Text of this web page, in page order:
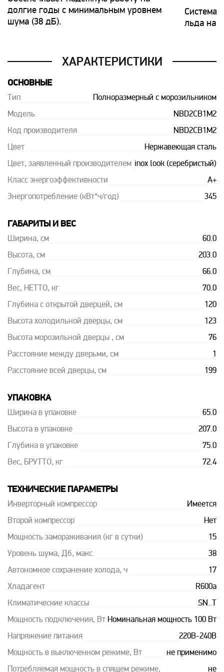
долгие годы с минимальным уровнем
шума (38 дБ).
Система
льда на
ХАРАКТЕРИСТИКИ
ОСНОВНЫЕ
Тип Полноразмерный с морозильником
Модель NBD2CB1M2
Код производителя NBD2CB1M2
Цвет Нержавеющая сталь
Цвет, заявленный производителем inox look (серебристый)
Класс энергоэффективности A+
Энергопотребление (кВт*ч/год) 345
ГАБАРИТЫ И ВЕС
Ширина, см 60.0
Высота, см 203.0
Глубина, см 66.0
Вес, НЕТТО, кг 70.0
Глубина с открытой дверцей, см 120
Высота холодильной дверцы, см 123
Высота морозильной дверцы , см 76
Расстояние между дверьми, см 1
Расстояние всей дверцы, см 199
УПАКОВКА
Ширина в упаковке 65.0
Высота в упаковке 207.0
Глубина в упаковке 75.0
Вес, БРУТТО, кг 72.4
ТЕХНИЧЕСКИЕ ПАРАМЕТРЫ
Инверторный компрессор Имеется
Второй компрессор Нет
Мощность замораживания (кг в сутки) 15
Уровень шума, Дб, макс. 38
Автономное сохранение холода, ч 17
Хладагент R600a
Климатические классы SN..T
Мощность подключения, Вт Номинальная мощность 100 Вт
Напряжение питания 220В-240В
Мощность в выключенном режиме, Вт не применимо
Потребляемая мощность в спящем режиме, не